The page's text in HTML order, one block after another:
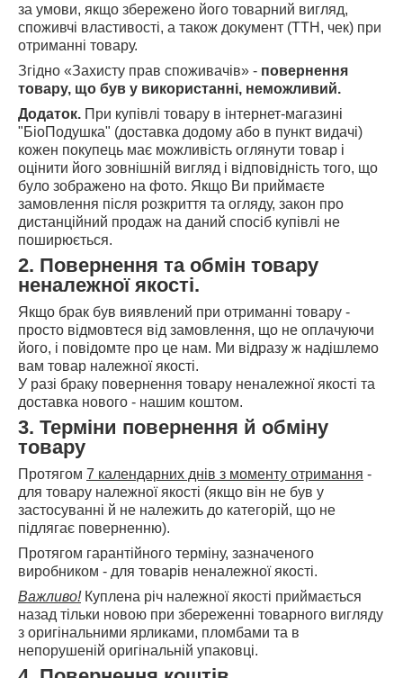
за умови, якщо збережено його товарний вигляд,
споживчі властивості, а також документ (ТТН, чек) при
отриманні товару.
Згідно «Захисту прав споживачів» - повернення
товару, що був у використанні, неможливий.
Додаток. При купівлі товару в інтернет-магазині
"БіоПодушка" (доставка додому або в пункт видачі)
кожен покупець має можливість оглянути товар і
оцінити його зовнішній вигляд і відповідність того, що
було зображено на фото. Якщо Ви приймаєте
замовлення після розкриття та огляду, закон про
дистанційний продаж на даний спосіб купівлі не
поширюється.
2. Повернення та обмін товару
неналежної якості.
Якщо брак був виявлений при отриманні товару -
просто відмовтеся від замовлення, що не оплачуючи
його, і повідомте про це нам. Ми відразу ж надішлемо
вам товар належної якості.
У разі браку повернення товару неналежної якості та
доставка нового - нашим коштом.
3. Терміни повернення й обміну
товару
Протягом 7 календарних днів з моменту отримання -
для товару належної якості (якщо він не був у
застосуванні й не належить до категорій, що не
підлягає поверненню).
Протягом гарантійного терміну, зазначеного
виробником - для товарів неналежної якості.
Важливо!Куплена річ належної якості приймається
назад тільки новою при збереженні товарного вигляду
з оригінальними ярликами, пломбами та в
непорушеній оригінальній упаковці.